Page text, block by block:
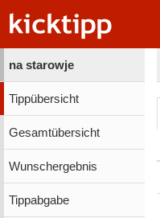
na starowje
Tippübersicht
Gesamtübersicht
Wunschergebnis
Tippabgabe